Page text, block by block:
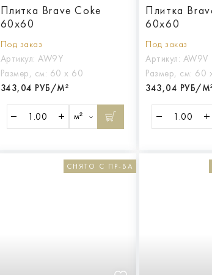
Плитка Brave Coke
60x60
Под заказ
Артикул:AW9Y
Размер, см: 60 х 60
343,04 РУБ/М²
м²
Плитка
60x60
Под заказ
Артикул: AW9V
Размер, см: 60
343,04 РУБ/
СНЯТО С ПР-ВА